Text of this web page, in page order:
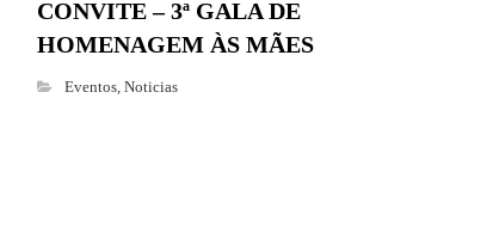
CONVITE – 3ª GALA DE
HOMENAGEM ÀS MÃES
Eventos, Noticias